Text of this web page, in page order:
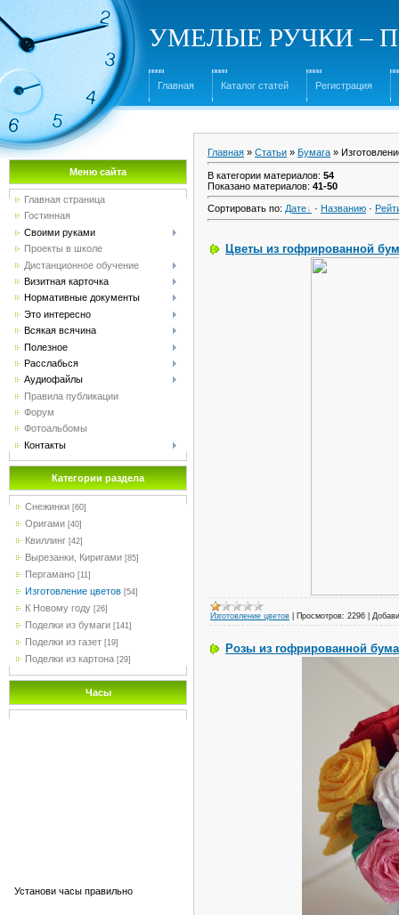
УМЕЛЫЕ РУЧКИ –
Главная Каталог статей Регистрация
Меню сайта
Главная страница
Гостинная
Своими руками
Проекты в школе
Дистанционное обучение
Визитная карточка
Нормативные документы
Это интересно
Всякая всячина
Полезное
Расслабься
Аудиофайлы
Правила публикации
Форум
Фотоальбомы
Контакты
Категории раздела
Снежинки [60]
Оригами [40]
Квиллинг [42]
Вырезанки, Киригами [85]
Пергамано [11]
Изготовление цветов [54]
К Новому году [26]
Поделки из бумаги [141]
Поделки из газет [19]
Поделки из картона [29]
Часы
Установи часы правильно
Главная » Статьи » Бумага »
В категории материалов: 54
Показано материалов: 41-50
Сортировать по: Дате · Названию ·
Цветы из гофрированной
Изготовление цветов Просмотров: 2296
Розы из гофрированной